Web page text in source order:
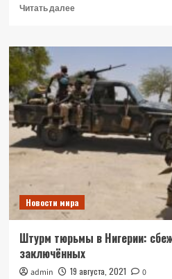
Читать далееПрочитать
Учёные
какие
животные
могут
исчезнуть
из-
за
климата
Новости мира
Штурм тюрьмы в Нигерии:
заключённых
admin 19 августа, 2021
0